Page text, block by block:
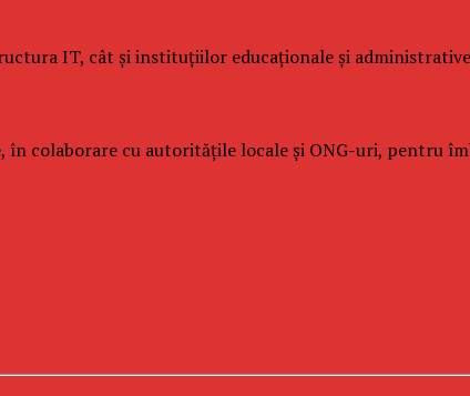
IT, cât și instituțiilor educaționale și
colaborare cu autoritățile locale și ONG-uri, pentru